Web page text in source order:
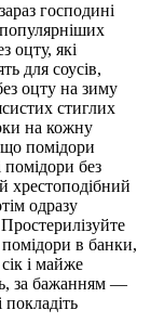
господині
оцту, які
для соусів,
оцту на зиму
стиглих
на кожну
помідори
помідори без
хрестоподібний
одразу
в банки,
і майже
за бажанням —
покладіть